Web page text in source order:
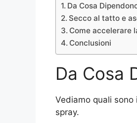
Da Cosa
Secco al tatto e
Come accelerare
Conclusioni
Da Cosa
Vediamo quali
spray.